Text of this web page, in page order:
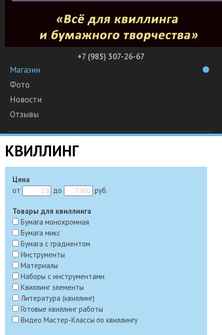
+7 (985) 307-26-67
Магазин
Фото
Новости
Отзывы
КВИЛЛИНГ
Цена
от
до руб.
Товары для квиллинга
Бумага монохромная
Бумага микс
Бумага с градиентом
Инструменты
Материалы
Наборы с инструментами
Квиллинг элементы
Литература (квиллинг)
Готовые квиллинг работы
Видео Мастер-Классы по квиллингу